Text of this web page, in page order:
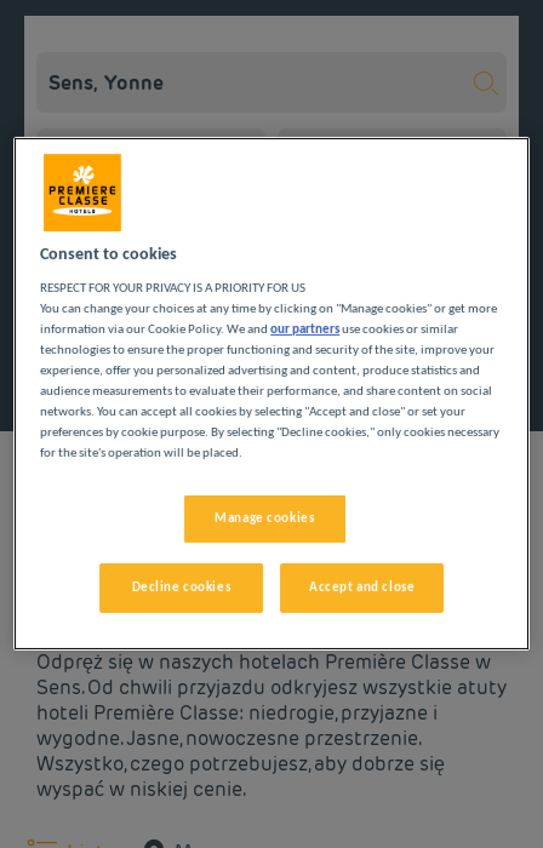
Navigate forward to interact with the calendar and select
Znajdź hotel
Dodaj specjalny kod
NASZE HOTELE W SENS
W NISKICH CENACH
Odpręż się w naszych hotelach Première Classe w
Sens. Od chwili przyjazdu odkryjesz wszystkie atuty
hoteli Première Classe: niedrogie, przyjazne i
wygodne. Jasne, nowoczesne przestrzenie.
Wszystko, czego potrzebujesz, aby dobrze się
wyspać w niskiej cenie.
Consent to cookies
RESPECT FOR YOUR PRIVACY IS A PRIORITY FOR US
You can change your choices at any time by clicking on "Manage cookies" or get more
information via our Cookie Policy. We andour partnersuse cookies or similar
technologies to ensure the proper functioning and security of the site, improve your
experience, offer you personalized advertising and content, produce statistics and
audience measurements to evaluate their performance, and share content on social
networks. You can accept all cookies by selecting "Accept and close" or set your
preferences by cookie purpose. By selecting "Decline cookies," only cookies necessary
for the site's operation will be placed.
Manage cookies
Decline cookies Accept and close